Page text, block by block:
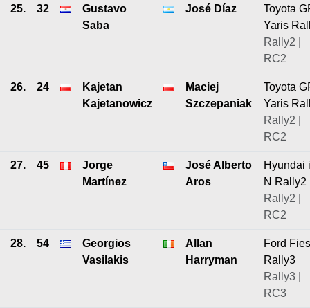
25. 32
Gustavo
Saba
José Díaz
Toyota
Yaris
Rally2 |
RC2
26. 24
Kajetan
Kajetanowicz
Maciej
Szczepaniak
Toyota
Yaris
Rally2 |
RC2
27. 45
Jorge
Martínez
José Alberto
Aros
Hyundai
N Rally2
Rally2 |
RC2
28. 54
Georgios
Vasilakis
Allan
Harryman
Ford
Rally3
Rally3 |
RC3